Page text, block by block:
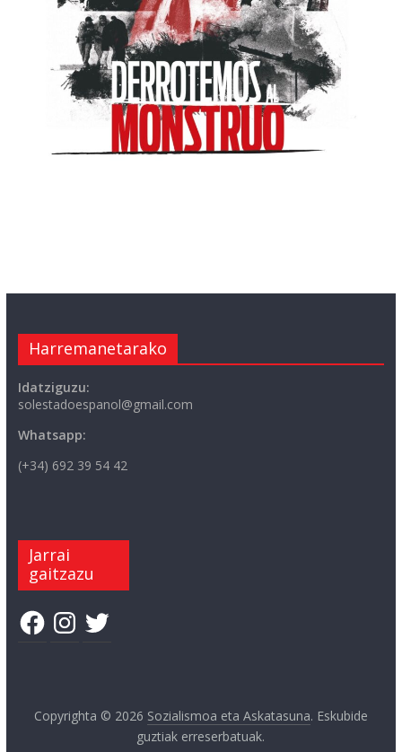
Harremanetarako
Idatziguzu:
solestadoespanol@gmail.com
Whatsapp:
(+34) 692 39 54 42
Jarrai
gaitzazu
FacebookInstagram
Twitter
Copyrighta © 2026 Sozialismoa eta Askatasuna. Eskubide
guztiak erreserbatuak.